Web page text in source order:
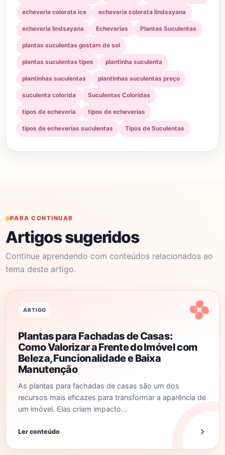
echeveria colorata ice echeveria colorata lindsayana
echeveria lindsayana Echeverias Plantas Suculentas
plantas suculentas gostam de sol
plantas suculentas tipos plantinha suculenta
plantinhas suculentas plantinhas suculentas preço
suculenta colorida Suculentas Coloridas
tipos de echeveria tipos de echeverias
tipos de echeverias suculentas Tipos de Suculentas
PARA CONTINUAR
Artigos sugeridos
Continue aprendendo com conteúdos relacionados ao
tema deste artigo.
ARTIGO
Plantas para Fachadas de Casas:
Como Valorizar a Frente do Imóvel com
Beleza, Funcionalidade e Baixa
Manutenção
As plantas para fachadas de casas são um dos
recursos mais eficazes para transformar a aparência de
um imóvel. Elas criam impacto…
Ler conteúdo